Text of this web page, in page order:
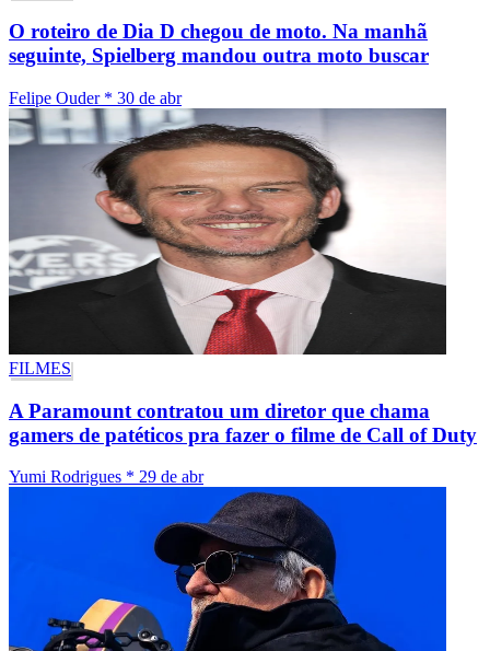
O roteiro de Dia D chegou de moto. Na manhã
seguinte, Spielberg mandou outra moto buscar
Felipe Ouder * 30 de abr
FILMES
A Paramount contratou um diretor que chama
gamers de patéticos pra fazer o filme de Call of Duty
Yumi Rodrigues * 29 de abr